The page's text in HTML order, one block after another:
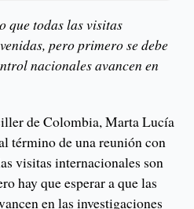
que todas las visitas
pero primero se debe
nacionales avancen en
de Colombia, Marta Lucía
término de una reunión con
visitas internacionales son
hay que esperar a que las
en las investigaciones